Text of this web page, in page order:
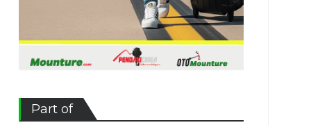
Part of